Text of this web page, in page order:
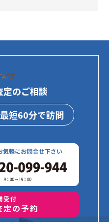
定のご相談
最短60分で訪問
受付
の予約